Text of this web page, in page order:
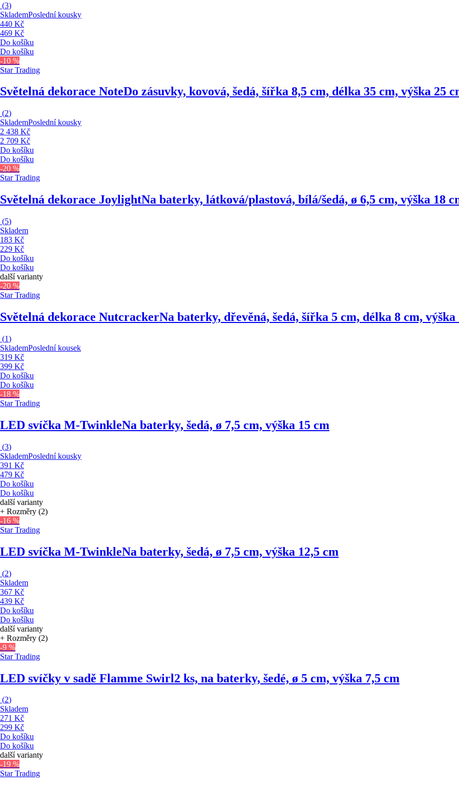
(3)
SklademPoslední kousky
440 Kč
469 Kč
Do košíku
Do košíku
-10 %
Star Trading
Světelná dekorace NoteDo zásuvky, kovová, šedá, šířka 8,5 cm, délka 35 cm, výška 25
(2)
SklademPoslední kousky
2 438 Kč
2 709 Kč
Do košíku
Do košíku
-20 %
Star Trading
Světelná dekorace JoylightNa baterky, látková/plastová, bílá/šedá, ø 6,5 cm, výška 18
(5)
Skladem
183 Kč
229 Kč
Do košíku
Do košíku
další varianty
-20 %
Star Trading
Světelná dekorace NutcrackerNa baterky, dřevěná, šedá, šířka 5 cm, délka 8 cm, výška
(1)
SklademPoslední kousek
319 Kč
399 Kč
Do košíku
Do košíku
-18 %
Star Trading
LED svíčka M-TwinkleNa baterky, šedá, ø 7,5 cm, výška 15 cm
(3)
SklademPoslední kousky
391 Kč
479 Kč
Do košíku
Do košíku
další varianty
+ Rozměry (2)
-16 %
Star Trading
LED svíčka M-TwinkleNa baterky, šedá, ø 7,5 cm, výška 12,5 cm
(2)
Skladem
367 Kč
439 Kč
Do košíku
Do košíku
další varianty
+ Rozměry (2)
-9 %
Star Trading
LED svíčky v sadě Flamme Swirl2 ks, na baterky, šedé, ø 5 cm, výška 7,5 cm
(2)
Skladem
271 Kč
299 Kč
Do košíku
Do košíku
další varianty
-19 %
Star Trading